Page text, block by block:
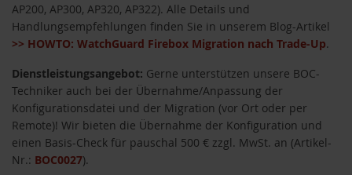
AP200, AP300, AP320, AP322). Alle Details und
Handlungsempfehlungen finden Sie in unserem Blog-Artikel
>> HOWTO: WatchGuard Firebox Migration nach Trade-Up.
Dienstleistungsangebot: Gerne unterstützen unsere BOC-
Techniker auch bei der Übernahme/Anpassung der
Konfigurationsdatei und der Migration (vor Ort oder per
Remote)! Wir bieten die Übernahme der Konfiguration und
einen Basis-Check für pauschal 500 € zzgl. MwSt. an (Artikel-
Nr.: BOC0027).